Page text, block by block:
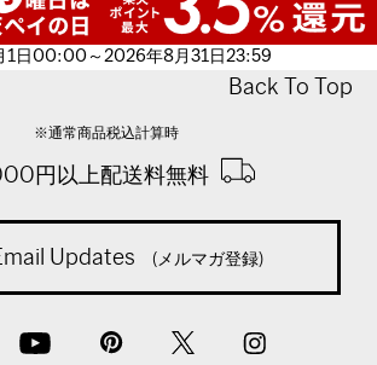
1日00:00～2026年8月31日23:59
Back To Top
※通常商品税込計算時
円以上配送料無料
Updates (メルマガ登録)